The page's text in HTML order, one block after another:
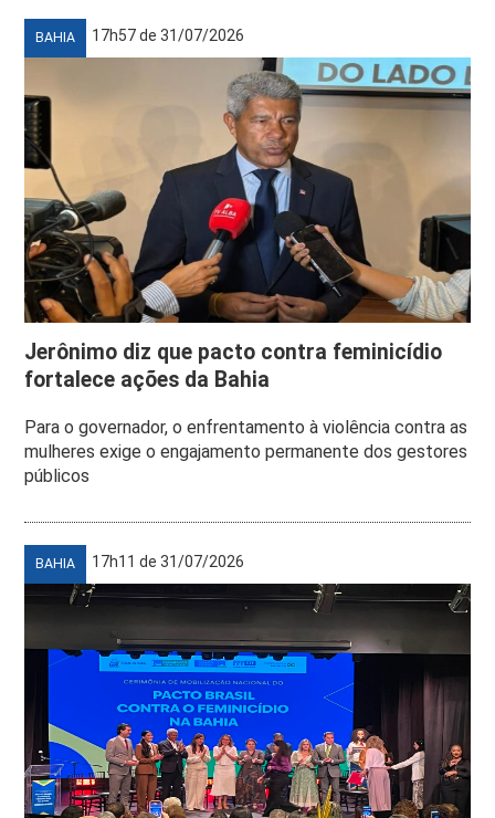
BAHIA 17h57 de 31/07/2026
Jerônimo diz que pacto contra feminicídio
fortalece ações da Bahia
Para o governador, o enfrentamento à violência contra as
mulheres exige o engajamento permanente dos gestores
públicos
BAHIA 17h11 de 31/07/2026